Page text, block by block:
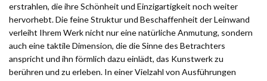
erstrahlen, die ihre Schönheit und Einzigartigkeit noch weiter
hervorhebt. Die feine Struktur und Beschaffenheit der Leinwand
verleiht Ihrem Werk nicht nur eine natürliche Anmutung, sondern
auch eine taktile Dimension, die die Sinne des Betrachters
anspricht und ihn förmlich dazu einlädt, das Kunstwerk zu
berühren und zu erleben. In einer Vielzahl von Ausführungen